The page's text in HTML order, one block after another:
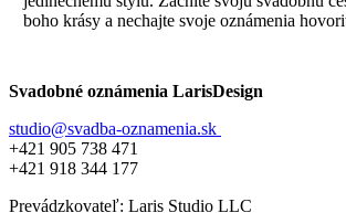
boho krásy a nechajte svoje oznámenia
Svadobné oznámenia LarisDesign
studio@svadba-oznamenia.sk
+421 905 738 471
+421 918 344 177
Prevádzkovateľ: Laris Studio LLC